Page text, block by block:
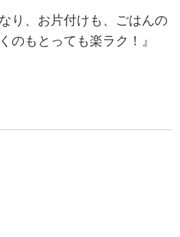
り、お片付けも、ごはんの
のもとっても楽ラク！』